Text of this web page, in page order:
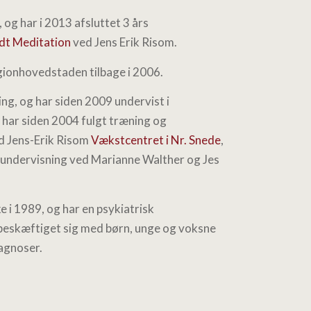
har i 2013 afsluttet 3 års
Meditationved Jens Erik Risom.
tilbage i 2006.
og har siden 2009 undervist i
siden 2004 fulgt træning og
Erik RisomVækstcentret i Nr. Snede,
ved Marianne Walther og Jes
i 1989, og har en psykiatrisk
sig med børn, unge og voksne